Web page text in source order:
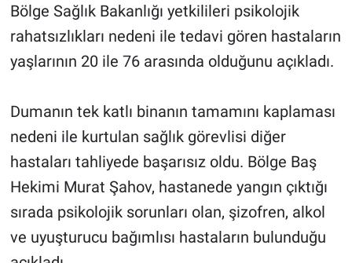
Bölge Sağlık Bakanlığı yetkilileri psikolojik
rahatsızlıkları nedeni ile tedavi gören hastaların
yaşlarının 20 ile 76 arasında olduğunu açıkladı.
Dumanın tek katlı binanın tamamını kaplaması
nedeni ile kurtulan sağlık görevlisi diğer
hastaları tahliyede başarısız oldu. Bölge Baş
Hekimi Murat Şahov, hastanede yangın çıktığı
sırada psikolojik sorunları olan, şizofren, alkol
ve uyuşturucu bağımlısı hastaların bulunduğu